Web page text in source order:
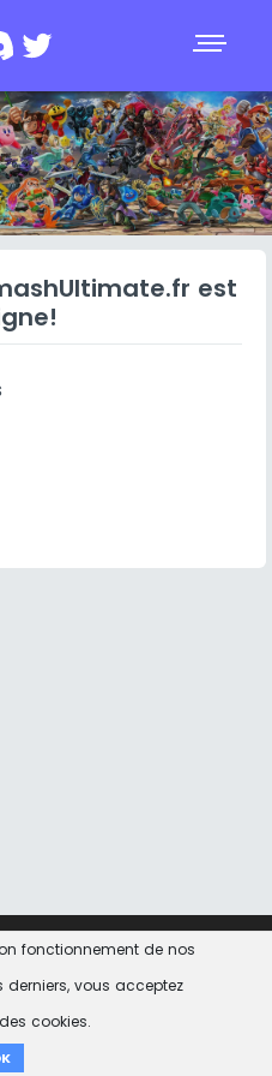
est
fonctionnement de nos
derniers, vous acceptez
cookies.